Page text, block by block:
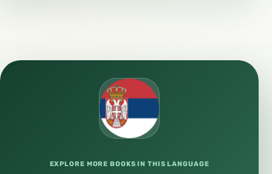
EXPLORE MORE BOOKS IN THIS LANGUAGE